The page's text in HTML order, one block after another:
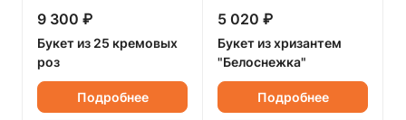
9 300 ₽
Букет из 25 кремовых
роз
Подробнее
5 020 ₽
Букет из хризантем
"Белоснежка"
Подробнее